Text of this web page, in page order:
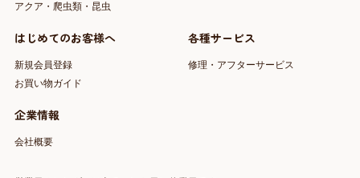
アクア・爬虫類・昆虫
はじめてのお客様へ
新規会員登録
お買い物ガイド
各種サービス
修理・アフターサービス
企業情報
会社概要